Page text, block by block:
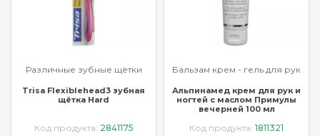
Различные зубные щётки
Trisa Flexiblehead3 зубная
щётка Hard
Код продукта: 2841175
Бальзам крем - гель для рук
Альпинамед крем для рук и
ногтей с маслом Примулы
вечерней 100 мл
Код продукта: 1811321